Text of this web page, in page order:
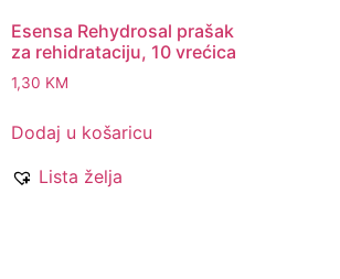
Esensa Rehydrosal prašak
za rehidrataciju, 10 vrećica
1,30 KM
Dodaj u košaricu
Lista želja